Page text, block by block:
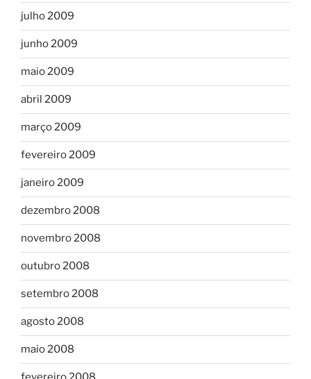
julho 2009
junho 2009
maio 2009
abril 2009
março 2009
fevereiro 2009
janeiro 2009
dezembro 2008
novembro 2008
outubro 2008
setembro 2008
agosto 2008
maio 2008